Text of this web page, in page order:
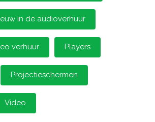
in de audioverhuur
verhuur Players
Projectieschermen
Video